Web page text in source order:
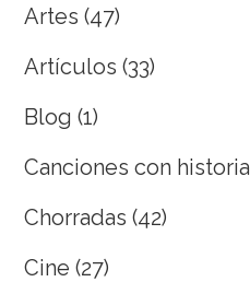
Artes (47)
Artículos (33)
Blog (1)
Canciones con historia
Chorradas (42)
Cine (27)